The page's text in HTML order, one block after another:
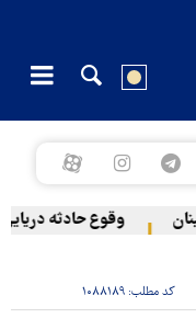
وقوع حادثه دریایی
کد مطلب:۱۰۸۸۱۸۹